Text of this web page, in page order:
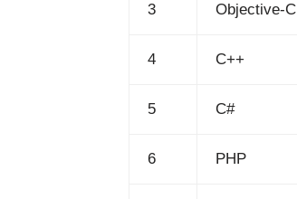
3 Objective-C
4 C++
5 C#
6 PHP